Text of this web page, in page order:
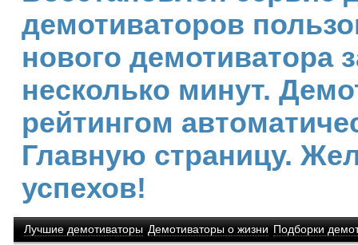
демотиваторов
нового демотиватора
несколько минут.
рейтингом
Главную страницу.
успехов!
Лучшие демотиваторы Демотиваторы о жизни Подборки